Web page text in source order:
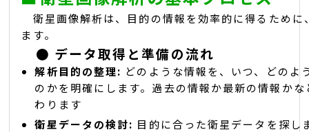
衛星画像解析は、目的の情報を効率的に得るために
ます。
● データ取得と準備の流れ
解析目的の整理: どのような情報を、いつ、どのよ
のかを明確にします。過去の情報か最新の情報か
わります
衛星データの検討: 目的に合った衛星データを探し